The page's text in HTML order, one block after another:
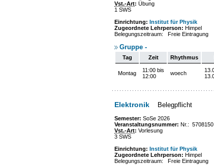
Vst.-Art: Übung
1 SWS
Einrichtung: Institut für Physik
Zugeordnete Lehrperson: Himpel
Belegungszeitraum: Freie
Gruppe -
Tag Zeit Rhythmus
Montag
11:00 bis
12:00
woech
Elektronik Belegpflicht
Semester: SoSe 2026
Veranstaltungsnummer: Nr.: 5708150
Vst.-Art: Vorlesung
3 SWS
Einrichtung: Institut für Physik
Zugeordnete Lehrperson: Himpel
Belegungszeitraum: Freie